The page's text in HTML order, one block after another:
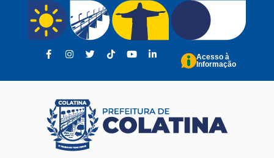
Pular para o conteúdo principal
Acesso à
Informação